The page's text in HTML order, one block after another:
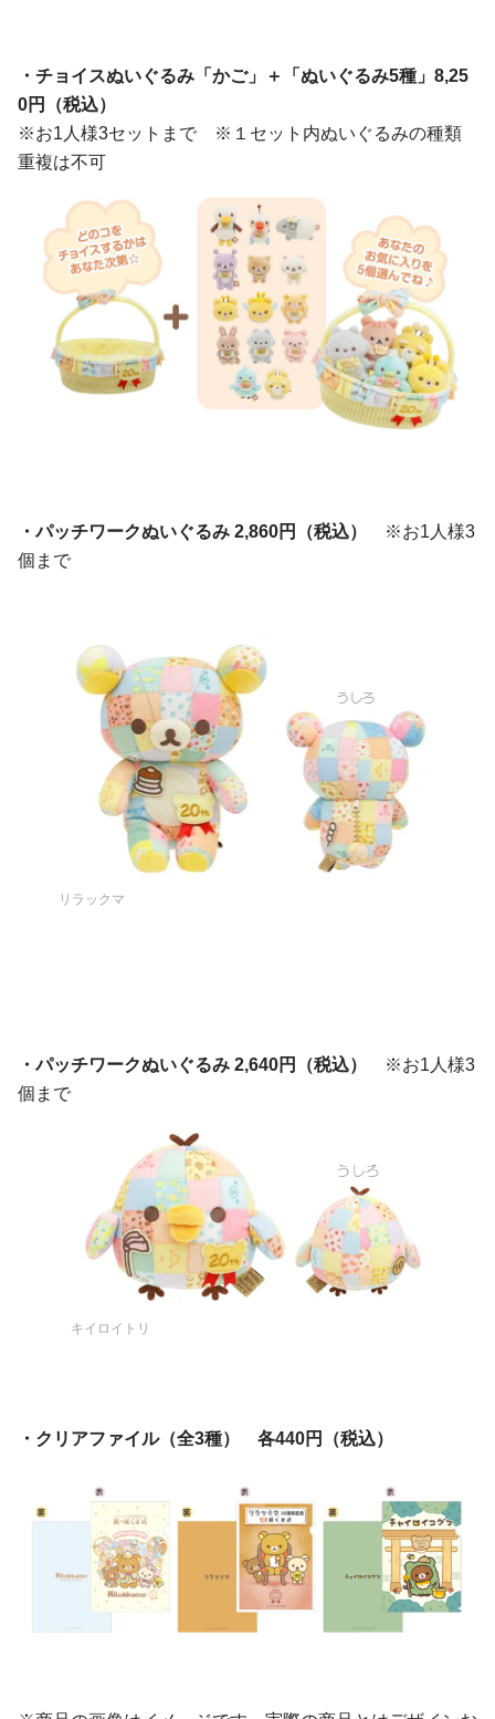
・チョイスぬいぐるみ「かご」＋「ぬいぐるみ5種」8,25
0円（税込）
※お1人様3セットまで ※１セット内ぬいぐるみの種類
重複は不可
・パッチワークぬいぐるみ 2,860円（税込）
※お1人様3
個まで
リラックマ
・パッチワークぬいぐるみ 2,640円（税込）
※お1人様3
個まで
キイロイトリ
・クリアファイル（全3種） 各440円（税込）